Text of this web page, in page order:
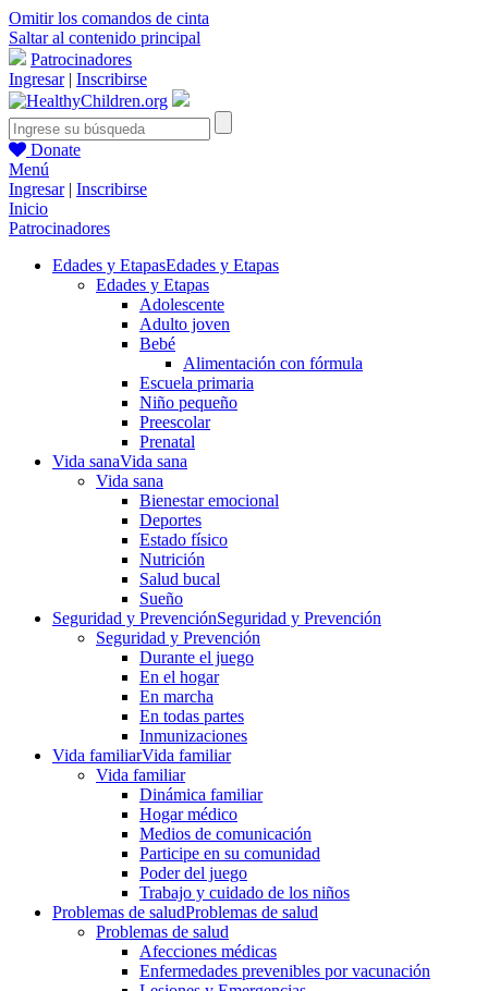
Omitir los comandos de cinta
Saltar al contenido principal
Patrocinadores
Ingresar| Inscribirse
Donate
Menú
Ingresar| Inscribirse
Inicio
Patrocinadores
Edades y EtapasEdades y Etapas
Edades y Etapas
Adolescente
Adulto joven
Bebé
Alimentación con fórmula
Escuela primaria
Niño pequeño
Preescolar
Prenatal
Vida sanaVida sana
Vida sana
Bienestar emocional
Deportes
Estado físico
Nutrición
Salud bucal
Sueño
Seguridad y PrevenciónSeguridad y Prevención
Seguridad y Prevención
Durante el juego
En el hogar
En marcha
En todas partes
Inmunizaciones
Vida familiarVida familiar
Vida familiar
Dinámica familiar
Hogar médico
Medios de comunicación
Participe en su comunidad
Poder del juego
Trabajo y cuidado de los niños
Problemas de saludProblemas de salud
Problemas de salud
Afecciones médicas
Enfermedades prevenibles por vacunación